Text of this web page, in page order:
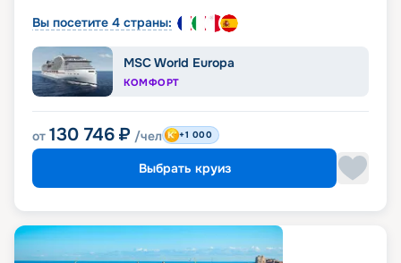
Вы посетите 4 страны:
MSC World Europa
КОМФОРТ
от 130 746 ₽ /чел +1 000
Выбрать круиз